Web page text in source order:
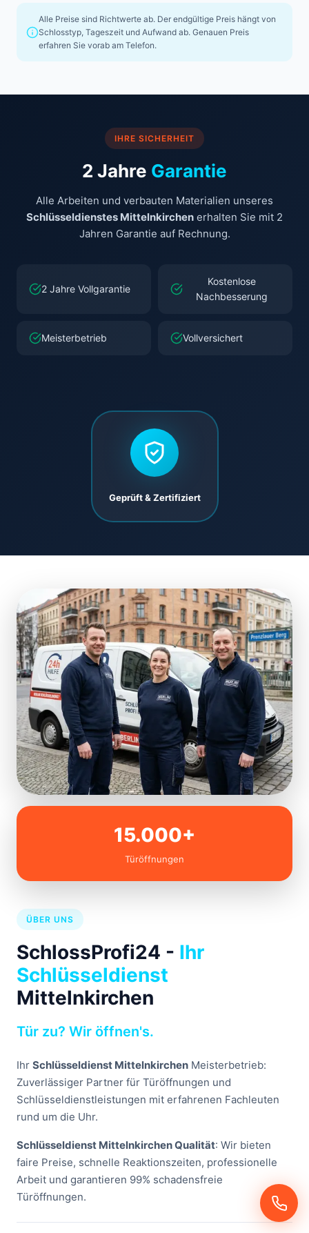
Alle Preise sind Richtwerte ab. Der endgültige Preis hängt von
Schlosstyp, Tageszeit und Aufwand ab. Genauen Preis
erfahren Sie vorab am Telefon.
IHRE SICHERHEIT
2 Jahre Garantie
Alle Arbeiten und verbauten Materialien unseres
Schlüsseldienstes Mittelnkirchen erhalten Sie mit 2
Jahren Garantie auf Rechnung.
2 Jahre Vollgarantie
Kostenlose
Nachbesserung
Meisterbetrieb Vollversichert
Geprüft & Zertifiziert
15.000+
Türöffnungen
ÜBER UNS
SchlossProfi24 - Ihr
Schlüsseldienst
Mittelnkirchen
Tür zu? Wir öffnen's.
Ihr Schlüsseldienst Mittelnkirchen Meisterbetrieb:
Zuverlässiger Partner für Türöffnungen und
Schlüsseldienstleistungen mit erfahrenen Fachleuten
rund um die Uhr.
Schlüsseldienst Mittelnkirchen Qualität: Wir bieten
faire Preise, schnelle Reaktionszeiten, professionelle
Arbeit und garantieren 99% schadensfreie
Türöffnungen.